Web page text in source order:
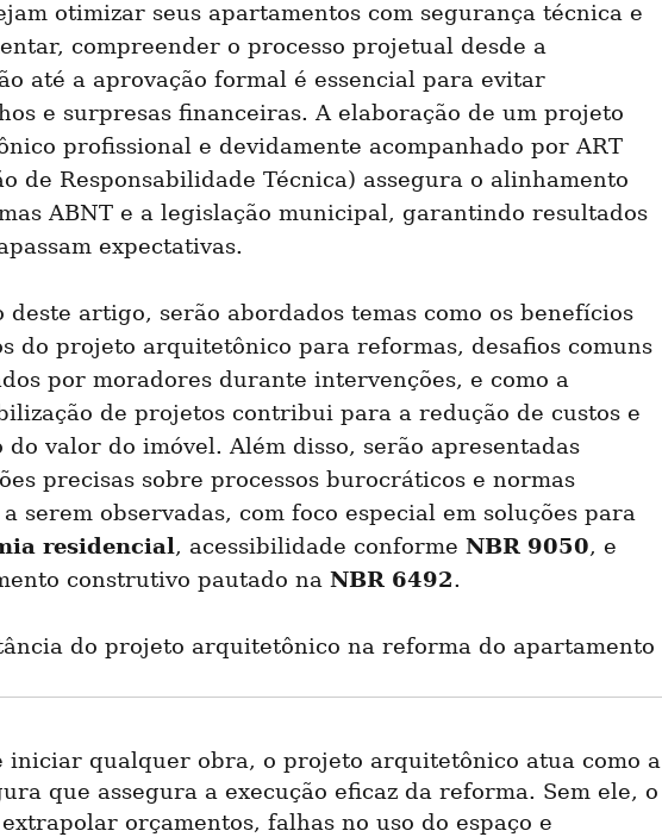
otimizar seus apartamentos com segurança técnica e
compreender o processo projetual desde a
até a aprovação formal é essencial para evitar
e surpresas financeiras. A elaboração de um projeto
profissional e devidamente acompanhado por ART
de Responsabilidade Técnica) assegura o alinhamento
ABNT e a legislação municipal, garantindo resultados
expectativas.
deste artigo, serão abordados temas como os benefícios
do projeto arquitetônico para reformas, desafios comuns
por moradores durante intervenções, e como a
de projetos contribui para a redução de custos e
do valor do imóvel. Além disso, serão apresentadas
precisas sobre processos burocráticos e normas
residencial , acessibilidade conforme NBR 9050, e
construtivo pautado na NBR 6492.
do projeto arquitetônico na reforma do apartamento
iniciar qualquer obra, o projeto arquitetônico atua como a
que assegura a execução eficaz da reforma. Sem ele, o
orçamentos, falhas no uso do espaço e